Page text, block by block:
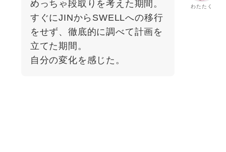
わたたく
めっちゃ段取りを考えた期間。
すぐにJINからSWELLへの移行
をせず、徹底的に調べて計画を
立てた期間。
自分の変化を感じた。